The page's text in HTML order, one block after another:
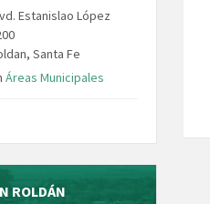
Estanislao López
Santa Fe
Áreas Municipales
ROLDÁN